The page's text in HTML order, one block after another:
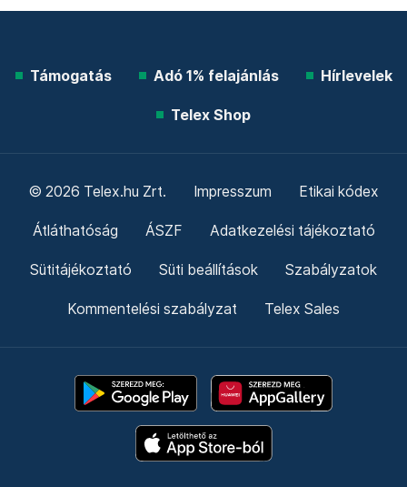
Támogatás Adó 1% felajánlás Hírlevelek
Telex Shop
© 2026 Telex.hu Zrt. Impresszum Etikai kódex
Átláthatóság ÁSZF Adatkezelési tájékoztató
Sütitájékoztató Süti beállítások Szabályzatok
Kommentelési szabályzat Telex Sales